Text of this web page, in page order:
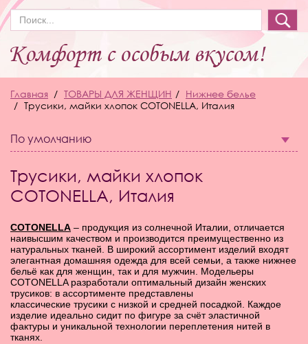
Форма поиска
Главная ТОВАРЫ ДЛЯ ЖЕНЩИН
Нижнее белье
Трусики, майки хлопок COTONELLA, Италия
По умолчанию
Трусики, майки хлопок
COTONELLA, Италия
COTONELLA – продукция из солнечной Италии, отличается
наивысшим качеством и производится преимущественно из
натуральных тканей. В широкий ассортимент изделий входят
элегантная домашняя одежда для всей семьи, а также нижнее
бельё как для женщин, так и для мужчин. Модельеры
COTONELLA разработали оптимальный дизайн женских
трусиков: в ассортименте представлены
классические трусики с низкой и средней посадкой. Каждое
изделие идеально сидит по фигуре за счёт эластичной
фактуры и уникальной технологии переплетения нитей в
тканях.